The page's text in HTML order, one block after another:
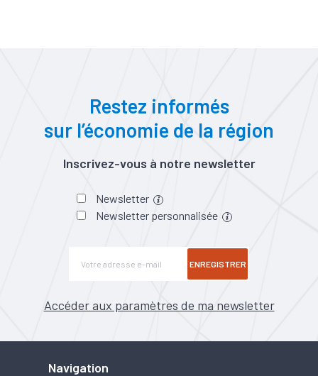
Restez informés
sur l’économie de la région
Inscrivez-vous à notre newsletter
Newsletter
Newsletter personnalisée
ENREGISTRER
Accéder aux paramètres de ma newsletter
Navigation